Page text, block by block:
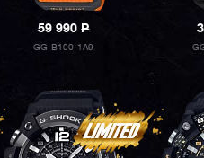
59 990P
GG-B100-1A9